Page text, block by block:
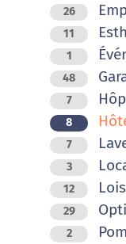
26
11
1
48
7
8
7
3
12
29
2